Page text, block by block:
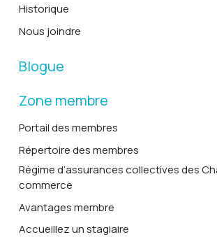
Historique
Nous joindre
Blogue
Zone membre
Portail des membres
Répertoire des membres
Régime d’assurances collectives des
commerce
Avantages membre
Accueillez un stagiaire